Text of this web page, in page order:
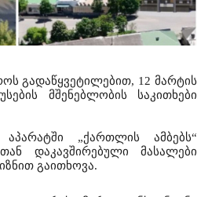
გადაწყვეტილებით, 12 მარტის
მშენებლობის საკითხები
„ქართლის ამბებს“
დაკავშირებული მასალები
გაითხოვა.